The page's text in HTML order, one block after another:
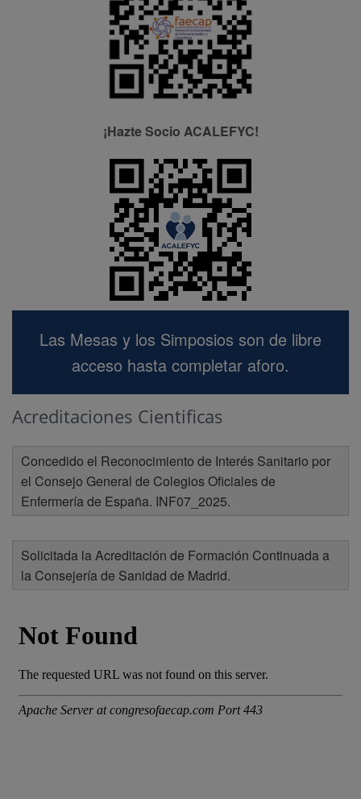
¡Hazte Socio ACALEFYC!
Las Mesas y los Simposios son de libre
acceso hasta completar aforo.
Acreditaciones Cientificas
Concedido el Reconocimiento de Interés Sanitario por
el Consejo General de Colegios Oficiales de
Enfermería de España. INF07_2025.
Solicitada la Acreditación de Formación Continuada a
la Consejería de Sanidad de Madrid.